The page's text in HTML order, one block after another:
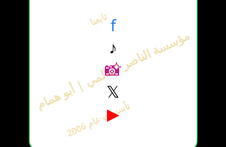
تابعنا
مؤسسة الناصر العالمي | أبو همام
تأ
س
س
ت
ع
ا
م
2
0
06
f
♪
📸
𝕏
▶